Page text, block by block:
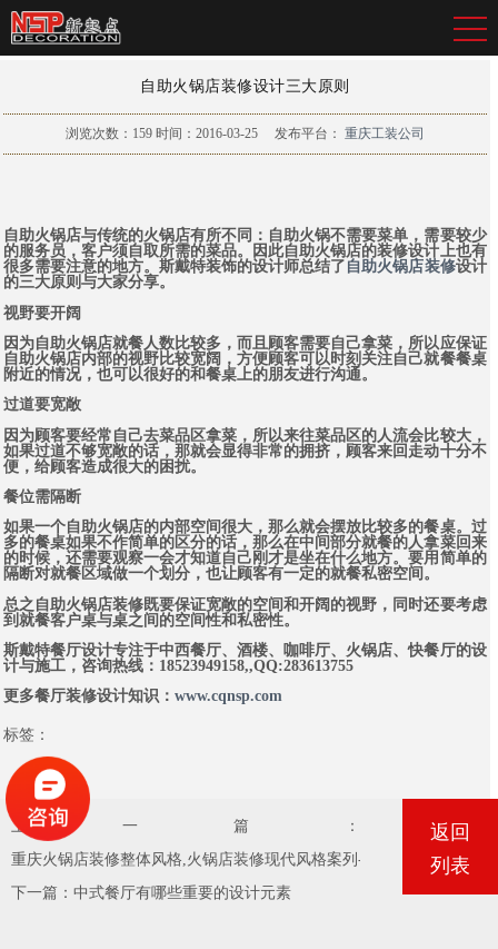
自助火锅店装修设计三大原则
浏览次数： 159 时间：2016-03-25 发布平台： 重庆工装公司
自助火锅店与传统的火锅店有所不同：自助火锅不需要菜单，需要较少
的服务员，客户须自取所需的菜品。因此自助火锅店的装修设计上也有
很多需要注意的地方。斯戴特装饰的设计师总结了 自助火锅店装修设计
的三大原则与大家分享。
视野要开阔
因为自助火锅店就餐人数比较多，而且顾客需要自己拿菜，所以应保证
自助火锅店内部的视野比较宽阔，方便顾客可以时刻关注自己就餐餐桌
附近的情况，也可以很好的和餐桌上的朋友进行沟通。
过道要宽敞
因为顾客要经常自己去菜品区拿菜，所以来往菜品区的人流会比较大，
如果过道不够宽敞的话，那就会显得非常的拥挤，顾客来回走动十分不
便，给顾客造成很大的困扰。
餐位需隔断
如果一个自助火锅店的内部空间很大，那么就会摆放比较多的餐桌。过
多的餐桌如果不作简单的区分的话，那么在中间部分就餐的人拿菜回来
的时候，还需要观察一会才知道自己刚才是坐在什么地方。要用简单的
隔断对就餐区域做一个划分，也让顾客有一定的就餐私密空间。
总之自助火锅店装修既要保证宽敞的空间和开阔的视野，同时还要考虑
到就餐客户桌与桌之间的空间性和私密性。
斯戴特餐厅设计专注于中西餐厅、酒楼、咖啡厅、火锅店、快餐厅的设
计与施工，咨询热线：18523949158,,QQ:283613755
更多餐厅装修设计知识： www.cqnsp.com
标签：
上一篇：
重庆火锅店装修整体风格,火锅店装修现代风格案列-火锅店装修公司
下一篇： 中式餐厅有哪些重要的设计元素
返回
列表